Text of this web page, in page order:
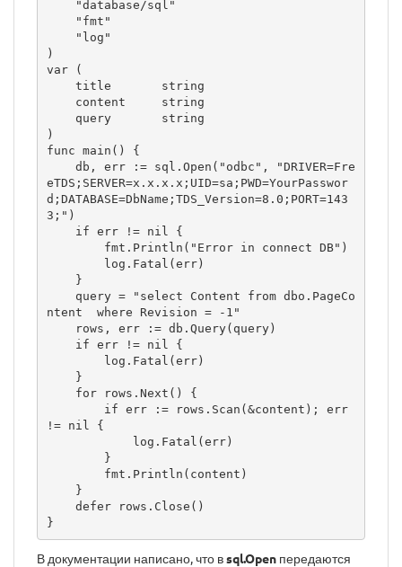
)
var (
)
func main() {
eTDS;SERVER=x.x.x.x;UID=sa;PWD=YourPasswor
d;DATABASE=DbName;TDS_Version=8.0;PORT=143
3;")
ntent  where Revision = -1"
!= nil {
}
В документации написано, что вsql.Open передаются